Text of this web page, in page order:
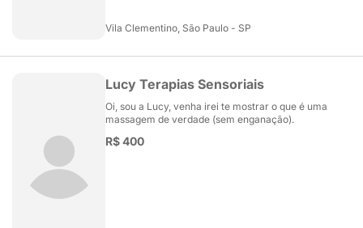
Vila Clementino, São Paulo - SP
Lucy Terapias Sensoriais
Oi, sou a Lucy, venha irei te mostrar o que é uma
massagem de verdade (sem enganação).
R$ 400